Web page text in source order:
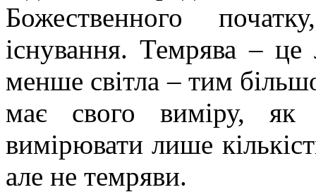
Божественного
існування. Темрява – це
менше світла – тим
має свого виміру, як
вимірювати лише
але не темряви.